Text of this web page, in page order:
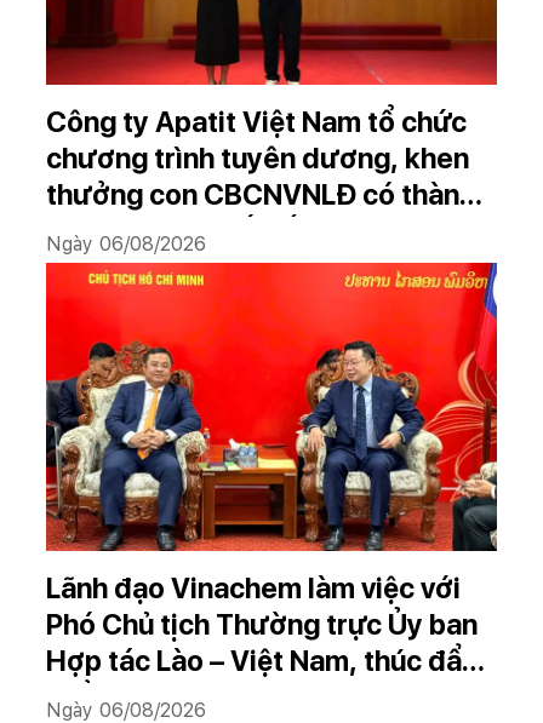
Công ty Apatit Việt Nam tổ chức
chương trình tuyên dương, khen
thưởng con CBCNVNLĐ có thành
tích học tập xuất sắc năm học
2025–2026
Ngày 06/08/2026
Lãnh đạo Vinachem làm việc với
Phó Chủ tịch Thường trực Ủy ban
Hợp tác Lào – Việt Nam, thúc đẩy
triển khai Dự án Kali
Ngày 06/08/2026